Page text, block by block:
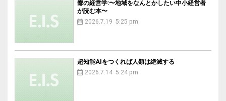
鄙の経営学:〜地域をなんとかしたい中小経営者
が読む本〜
2026.7.19 5:25 pm
超知能AIをつくれば人類は絶滅する
2026.7.14 5:24 pm